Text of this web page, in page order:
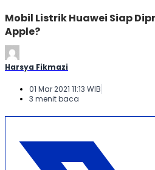
Mobil Listrik Huawei Siap
Apple?
Harsya Fikmazi
01 Mar 2021 11:13 WIB
3 menit baca